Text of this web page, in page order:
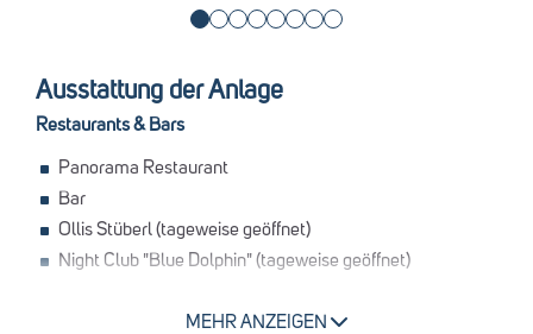
Ausstattung der Anlage
Restaurants & Bars
Panorama Restaurant
Bar
Ollis Stüberl (tageweise geöffnet)
Night Club "Blue Dolphin" (tageweise geöffnet)
MEHR ANZEIGEN